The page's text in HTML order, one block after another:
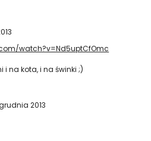
watch?v=Nd5uptCfOmc
na kota, i na świnki ;)
2013